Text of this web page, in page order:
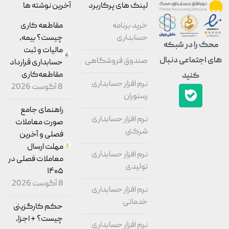
محک را در شبکه
های اجتماعی دنبال
کنید
لینک های پرکاربرد
خرید برنامه
حسابداری
صندوق فروشگاهی
نرم افزار حسابداری
رستوران
نرم افزار حسابداری
شرکتی
نرم افزار حسابداری
تولیدی
نرم افزار حسابداری
خدماتی
نرم افزار حسابداری
آخرین نوشته ها
مقاطعه‌ کاری
چیست؟ بیمه،
مالیات و ثبت
حسابداری قرارداد
مقاطعه‌کاری
8 آگوست 2026
راهنمای جامع
صورت معاملات
فصلی و آخرین
مهلت ارسال
معاملات فصلی در
۱۴۰۵
8 آگوست 2026
حکم کارگزینی
چیست؟ + اجزا،